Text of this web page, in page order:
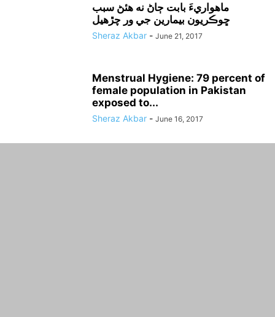
ماهواريءَ بابت ڄاڻ نه هئڻ سبب
ڇوڪريون بيمارين جي ور چڙهيل
Sheraz Akbar - June 21, 2017
Menstrual Hygiene: 79 percent of
female population in Pakistan
exposed to...
Sheraz Akbar - June 16, 2017